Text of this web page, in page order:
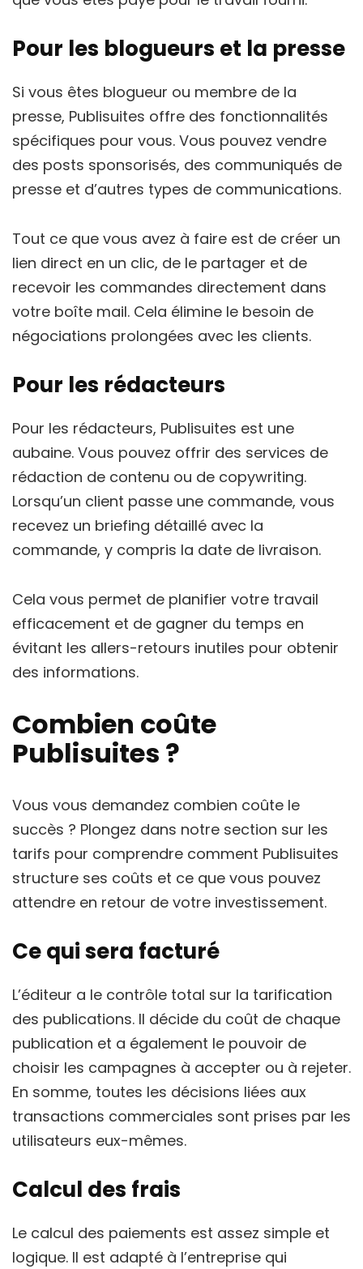
Pour les blogueurs et la presse
Si vous êtes blogueur ou membre de la
presse, Publisuites offre des fonctionnalités
spécifiques pour vous. Vous pouvez vendre
des posts sponsorisés, des communiqués de
presse et d’autres types de communications.
Tout ce que vous avez à faire est de créer un
lien direct en un clic, de le partager et de
recevoir les commandes directement dans
votre boîte mail. Cela élimine le besoin de
négociations prolongées avec les clients.
Pour les rédacteurs
Pour les rédacteurs, Publisuites est une
aubaine. Vous pouvez offrir des services de
rédaction de contenu ou de copywriting.
Lorsqu’un client passe une commande, vous
recevez un briefing détaillé avec la
commande, y compris la date de livraison.
Cela vous permet de planifier votre travail
efficacement et de gagner du temps en
évitant les allers-retours inutiles pour obtenir
des informations.
Combien coûte
Publisuites ?
Vous vous demandez combien coûte le
succès ? Plongez dans notre section sur les
tarifs pour comprendre comment Publisuites
structure ses coûts et ce que vous pouvez
attendre en retour de votre investissement.
Ce qui sera facturé
L’éditeur a le contrôle total sur la tarification
des publications. Il décide du coût de chaque
publication et a également le pouvoir de
choisir les campagnes à accepter ou à rejeter.
En somme, toutes les décisions liées aux
transactions commerciales sont prises par les
utilisateurs eux-mêmes.
Calcul des frais
Le calcul des paiements est assez simple et
logique. Il est adapté à l’entreprise qui